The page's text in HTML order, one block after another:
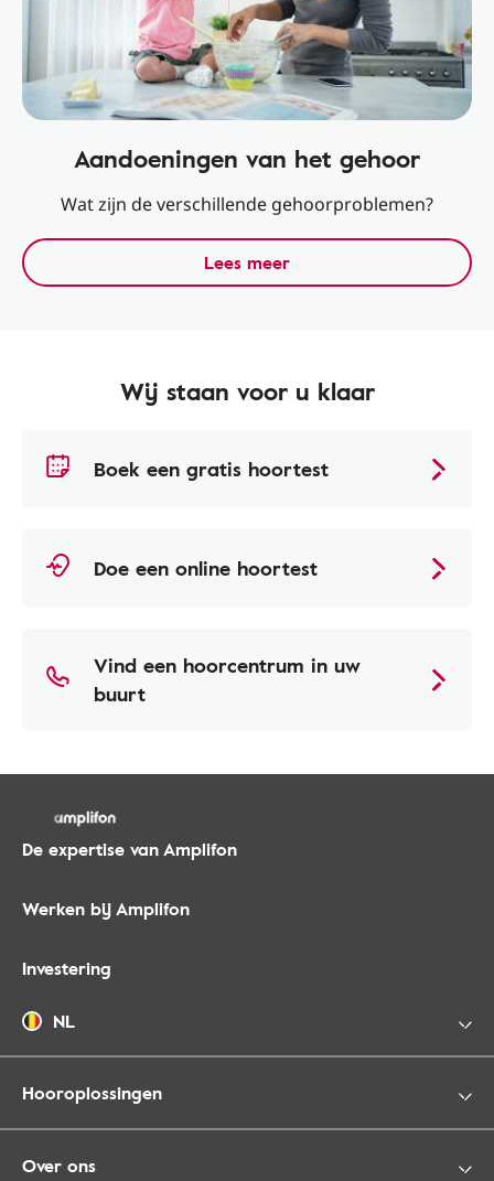
Aandoeningen van het gehoor
Wat zijn de verschillende gehoorproblemen?
Lees meer
Wij staan voor u klaar
Boek een gratis hoortest
Doe een online hoortest
Vind een hoorcentrum in uw
buurt
De expertise van Amplifon
Werken bij Amplifon
Investering
NL
Hooroplossingen
Over ons